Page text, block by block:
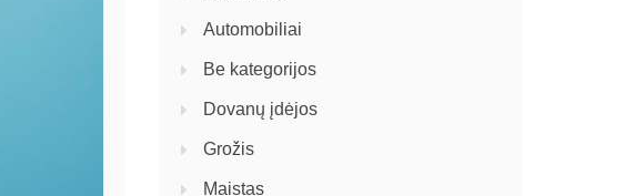
Automobiliai
Be kategorijos
Dovanų įdėjos
Grožis
Maistas